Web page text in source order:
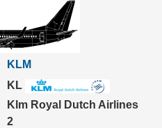
KLM
KL
Klm Royal Dutch Airlines
2